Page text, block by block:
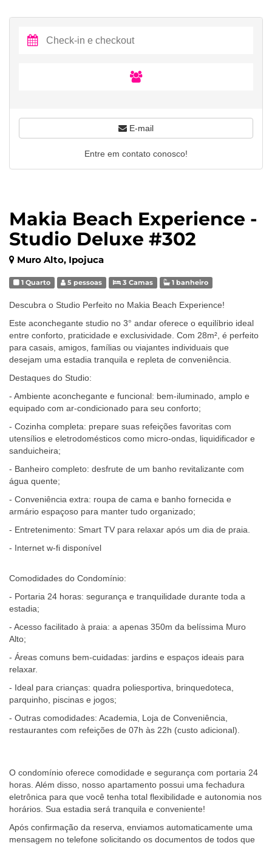
Makia Beach Experience -
Studio Deluxe #302
Muro Alto, Ipojuca
1 Quarto 5 pessoas 3 Camas 1 banheiro
Descubra o Studio Perfeito no Makia Beach Experience!
Este aconchegante studio no 3° andar oferece o equilíbrio ideal
entre conforto, praticidade e exclusividade. Com 28m², é perfeito
para casais, amigos, famílias ou viajantes individuais que
desejam uma estadia tranquila e repleta de conveniência.
Destaques do Studio:
- Ambiente aconchegante e funcional: bem-iluminado, amplo e
equipado com ar-condicionado para seu conforto;
- Cozinha completa: prepare suas refeições favoritas com
utensílios e eletrodomésticos como micro-ondas, liquidificador e
sanduicheira;
- Banheiro completo: desfrute de um banho revitalizante com
água quente;
- Conveniência extra: roupa de cama e banho fornecida e
armário espaçoso para manter tudo organizado;
- Entretenimento: Smart TV para relaxar após um dia de praia.
- Internet w-fi disponível
Comodidades do Condomínio:
- Portaria 24 horas: segurança e tranquilidade durante toda a
estadia;
- Acesso facilitado à praia: a apenas 350m da belíssima Muro
Alto;
- Áreas comuns bem-cuidadas: jardins e espaços ideais para
relaxar.
- Ideal para crianças: quadra poliesportiva, brinquedoteca,
parquinho, piscinas e jogos;
- Outras comodidades: Academia, Loja de Conveniência,
restaurantes com refeições de 07h às 22h (custo adicional).
O condomínio oferece comodidade e segurança com portaria 24
horas. Além disso, nosso apartamento possui uma fechadura
eletrônica para que você tenha total flexibilidade e autonomia nos
horários. Sua estadia será tranquila e conveniente!
Após confirmação da reserva, enviamos automaticamente uma
mensagem no telefone solicitando os documentos de todos que
E-mail
Entre em contato conosco!